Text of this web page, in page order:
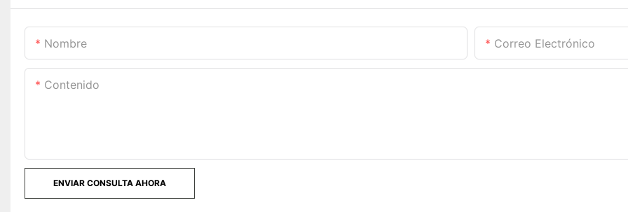
Nombre Correo Electrónico
Contenido
ENVIAR CONSULTA AHORA